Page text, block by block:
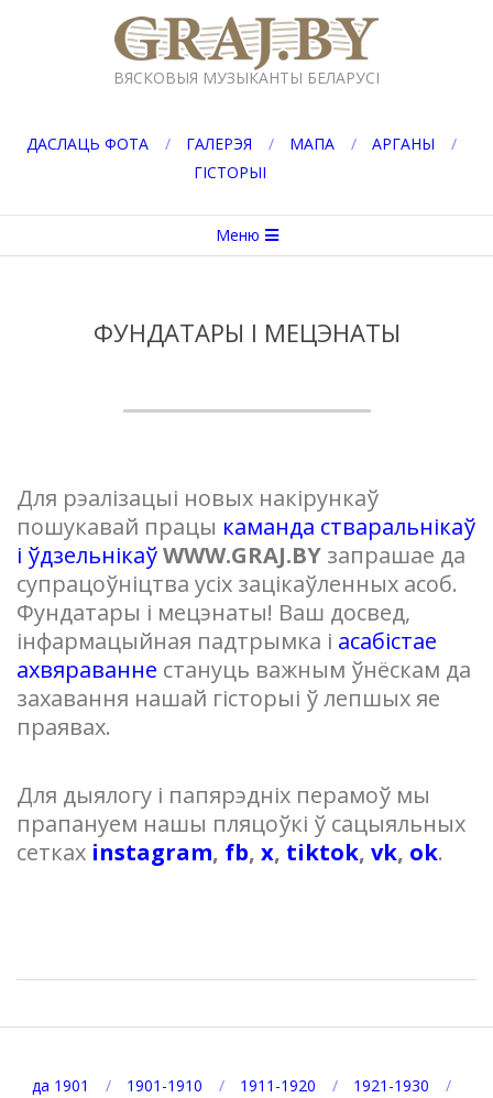
GRAJ.BY
ВЯСКОВЫЯ МУЗЫКАНТЫ БЕЛАРУСІ
ДАСЛАЦЬ ФОТА ГАЛЕРЭЯ МАПА
АРГАНЫ
ГІСТОРЫІ
меню
Меню
ФУНДАТАРЫ І МЕЦЭНАТЫ
Для рэалізацыі новых накірункаў
пошукавай працы каманда стваральнікаў
і ўдзельнікаўWWW.GRAJ.BY запрашае да
супрацоўніцтва усіх зацікаўленных асоб.
Фундатары і мецэнаты! Ваш досвед,
інфармацыйная падтрымка і асабістае
ахвяраванне стануць важным ўнёскам да
захавання нашай гісторыі ў лепшых яе
праявах.
Для дыялогу і папярэдніх перамоў мы
прапануем нашы пляцоўкі ў сацыяльных
сетках instagram, fb, х, tiktok, vk, ok.
01-
да 1901
1901-1910 1911-1920
1921-1930